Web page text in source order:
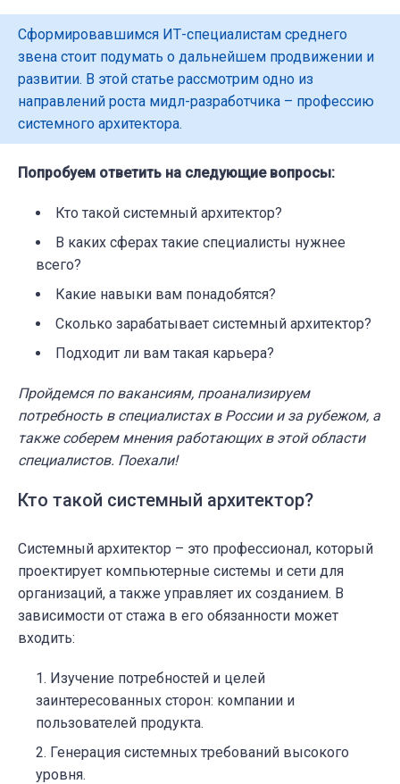
Сформировавшимся ИТ-специалистам среднего
звена стоит подумать о дальнейшем продвижении и
развитии. В этой статье рассмотрим одно из
направлений роста мидл-разработчика – профессию
системного архитектора.
Попробуем ответить на следующие вопросы:
Кто такой системный архитектор?
В каких сферах такие специалисты нужнее
всего?
Какие навыки вам понадобятся?
Сколько зарабатывает системный архитектор?
Подходит ли вам такая карьера?
Пройдемся по вакансиям, проанализируем
потребность в специалистах в России и за рубежом, а
также соберем мнения работающих в этой области
специалистов. Поехали!
Кто такой системный архитектор?
Системный архитектор – это профессионал, который
проектирует компьютерные системы и сети для
организаций, а также управляет их созданием. В
зависимости от стажа в его обязанности может
входить:
Изучение потребностей и целей
заинтересованных сторон: компании и
пользователей продукта.
Генерация системных требований высокого
уровня.